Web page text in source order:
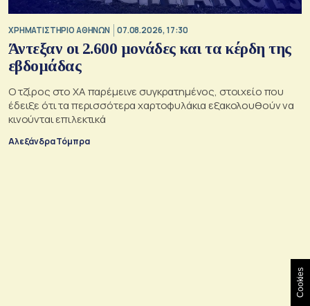
XΡΗΜΑΤΙΣΤΗΡΙΟ ΑΘΗΝΩΝ 07.08.2026, 17:30
Άντεξαν οι 2.600 μονάδες και τα κέρδη της
εβδομάδας
Ο τζίρος στο ΧΑ παρέμεινε συγκρατημένος, στοιχείο που
έδειξε ότι τα περισσότερα χαρτοφυλάκια εξακολουθούν να
κινούνται επιλεκτικά
Αλεξάνδρα Τόμπρα
Cookies